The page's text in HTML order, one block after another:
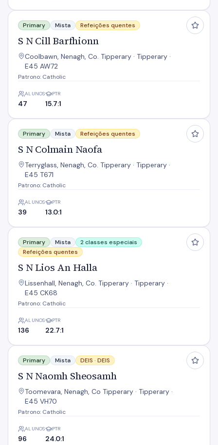
S N Cill Barfhionn
Primary Mista Refeições quentes
S N Cill Barfhionn
Coolbawn, Nenagh, Co. Tipperary · Tipperary ·
E45 AW72
Patrono: Catholic
ALUNOS
47
PTR
15.7:1
S N Colmain Naofa
Primary Mista Refeições quentes
S N Colmain Naofa
Terryglass, Nenagh, Co. Tipperary · Tipperary ·
E45 T671
Patrono: Catholic
ALUNOS
39
PTR
13.0:1
S N Lios An Halla
Primary Mista
2 classes especiais
Refeições quentes
S N Lios An Halla
Lissenhall, Nenagh, Co. Tipperary · Tipperary ·
E45 CK68
Patrono: Catholic
ALUNOS
136
PTR
22.7:1
S N Naomh Sheosamh
Primary Mista DEIS · DEIS
S N Naomh Sheosamh
Toomevara, Nenagh, Co Tipperary · Tipperary ·
E45 VH70
Patrono: Catholic
ALUNOS
96
PTR
24.0:1